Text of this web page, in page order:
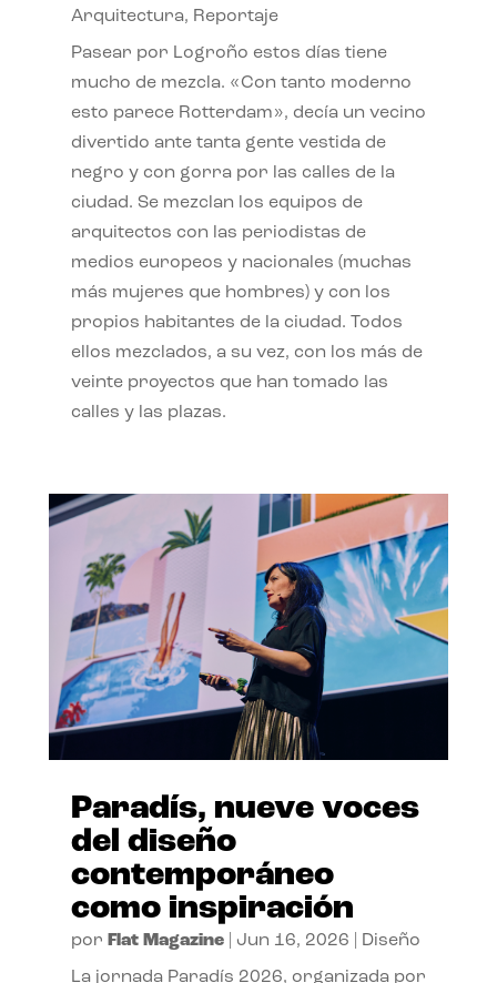
Arquitectura, Reportaje
Pasear por Logroño estos días tiene
mucho de mezcla. «Con tanto moderno
esto parece Rotterdam», decía un vecino
divertido ante tanta gente vestida de
negro y con gorra por las calles de la
ciudad. Se mezclan los equipos de
arquitectos con las periodistas de
medios europeos y nacionales (muchas
más mujeres que hombres) y con los
propios habitantes de la ciudad. Todos
ellos mezclados, a su vez, con los más de
veinte proyectos que han tomado las
calles y las plazas.
Paradís, nueve voces
del diseño
contemporáneo
como inspiración
por Flat Magazine| Jun 16, 2026 Diseño
La jornada Paradís 2026, organizada por